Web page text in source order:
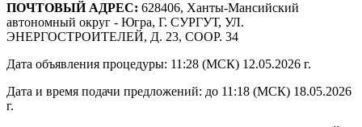
ПОЧТОВЫЙ АДРЕС: 628406, Ханты-Мансийский
автономный округ - Югра, Г. СУРГУТ, УЛ.
ЭНЕРГОСТРОИТЕЛЕЙ, Д. 23, СООР. 34
Дата объявления процедуры: 11:28 (МСК) 12.05.2026 г.
Дата и время подачи предложений: до 11:18 (МСК) 18.05.2026
г.